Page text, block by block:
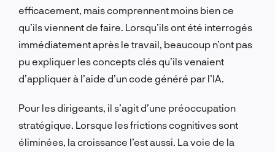
efficacement, mais comprennent moins bien ce
qu’ils viennent de faire. Lorsqu’ils ont été interrogés
immédiatement après le travail, beaucoup n’ont pas
pu expliquer les concepts clés qu’ils venaient
d’appliquer à l’aide d’un code généré par l’IA.
Pour les dirigeants, il s’agit d’une préoccupation
stratégique. Lorsque les frictions cognitives sont
éliminées, la croissance l’est aussi. La voie de la